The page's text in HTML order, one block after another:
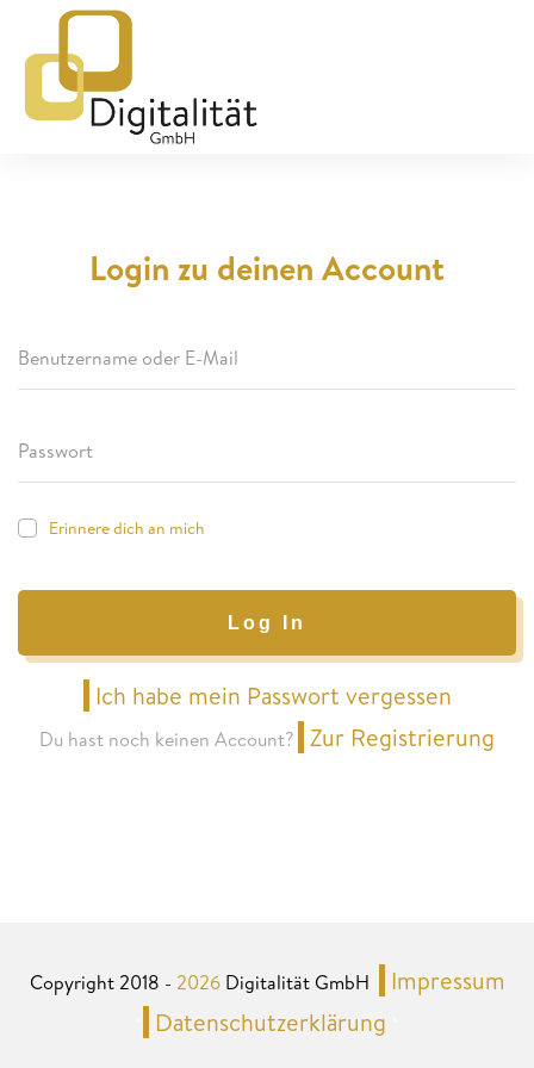
Login zu deinen Account
Erinnere dich an mich
Log In
Ich habe mein Passwort vergessen
Du hast noch keinen Account? Zur Registrierung
Copyright 2018 - 2026 Digitalität GmbH Impressum
Datenschutzerklärung